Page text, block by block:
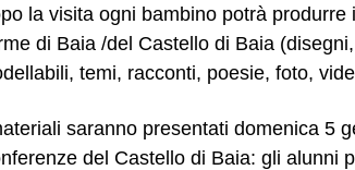
la visita ogni bambino potrà
di Baia /del Castello di Baia
temi, racconti, poesie, foto,
saranno presentati domenica 5
del Castello di Baia: gli alunni